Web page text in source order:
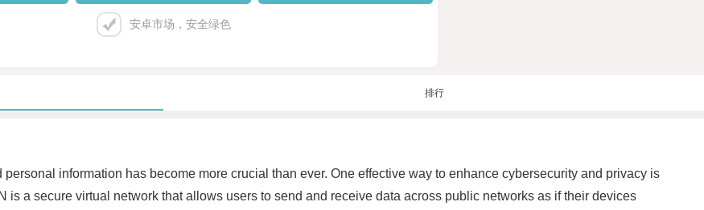
安卓市场，安全绿色
排行
information has become more crucial than ever. One effective way to enhance cybersecurity and privacy is
is a secure virtual network that allows users to send and receive data across public networks as if their devices